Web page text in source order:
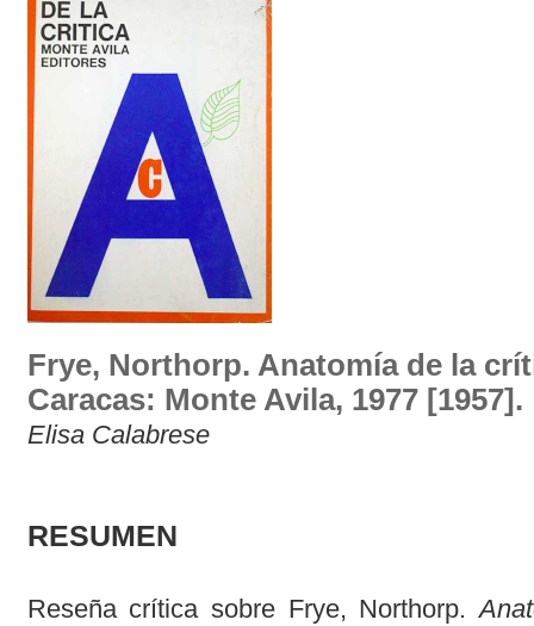
Frye, Northorp. Anatomía de la
Caracas: Monte Avila, 1977 [1957].
Elisa Calabrese
RESUMEN
Reseña crítica sobre Frye, Northorp.